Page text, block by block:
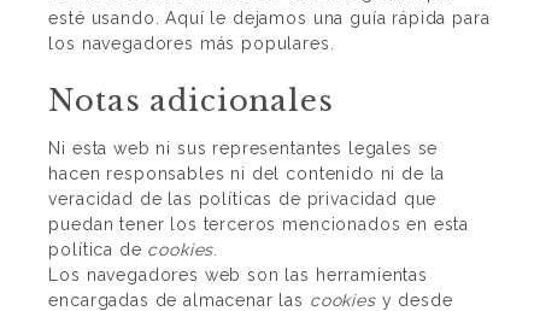
esté usando.Aquí le dejamos una guía rápida para
los navegadores más populares
Notas adicionales
Ni esta web ni sus representantes legales se
hacen responsables ni del contenido ni de la
veracidad de las políticas de privacidad que
puedan tener los terceros mencionados en esta
política de cookies
Los navegadores web son las herramientas
encargadas de almacenar las cookiesy desde